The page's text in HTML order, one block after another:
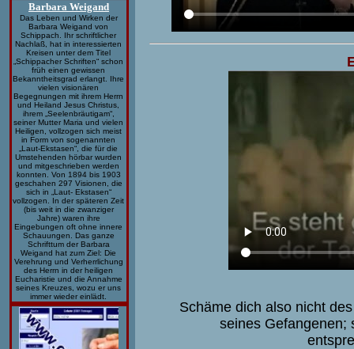
Barbara Weigand
Das Leben und Wirken der
Barbara Weigand von
Schippach. Ihr schriftlicher
Nachlaß, hat in interessierten
Kreisen unter dem Titel
„Schippacher Schriften“ schon
früh einen gewissen
Bekanntheitsgrad erlangt. Ihre
vielen visionären
Begegnungen mit ihrem Herrn
und Heiland Jesus Christus,
ihrem „Seelenbräutigam“,
seiner Mutter Maria und vielen
Heiligen, vollzogen sich meist
in Form von sogenannten
„Laut-Ekstasen“, die für die
Umstehenden hörbar wurden
und mitgeschrieben werden
konnten. Von 1894 bis 1903
geschahen 297 Visionen, die
sich in „Laut- Ekstasen“
vollzogen. In der späteren Zeit
(bis weit in die zwanziger
Jahre) waren ihre
Eingebungen oft ohne innere
Schauungen. Das ganze
Schrifttum der Barbara
Weigand hat zum Ziel: Die
Verehrung und Verherrlichung
des Herrn in der heiligen
Eucharistie und die Annahme
seines Kreuzes, wozu er uns
immer wieder einlädt.
Schäme dich also nicht
seines Gefangenen;